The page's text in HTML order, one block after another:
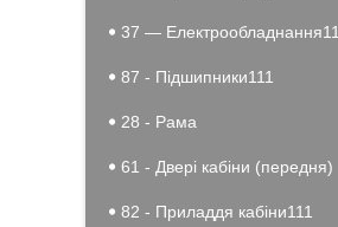
37 — Електрообладнання11
87 - Підшипники111
28 - Рама
61 - Двері кабіни (передня)
82 - Приладдя кабіни111